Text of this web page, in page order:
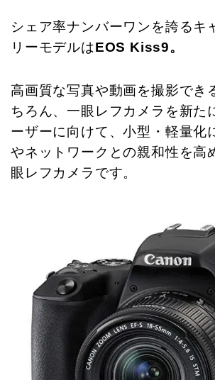
シェア率ナンバーワンを誇るキ
リーモデルはEOS Kiss9。
高画質な写真や動画を撮影でき
ちろん、一眼レフカメラを新た
ーザーに向けて、小型・軽量化
やネットワークとの親和性を高
眼レフカメラです。